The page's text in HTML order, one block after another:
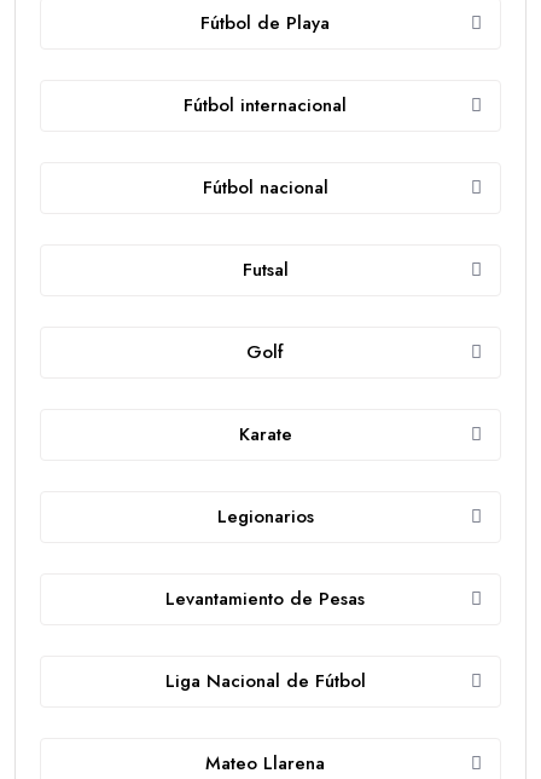
Fútbol de Playa
Fútbol internacional
Fútbol nacional
Futsal
Golf
Karate
Legionarios
Levantamiento de Pesas
Liga Nacional de Fútbol
Mateo Llarena